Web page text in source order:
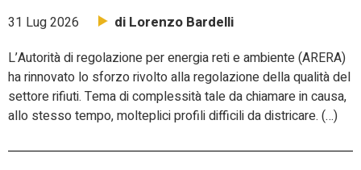
31 Lug 2026 di Lorenzo Bardelli
L’Autorità di regolazione per energia reti e ambiente (ARERA)
ha rinnovato lo sforzo rivolto alla regolazione della qualità del
settore rifiuti. Tema di complessità tale da chiamare in causa,
allo stesso tempo, molteplici profili difficili da districare. (…)